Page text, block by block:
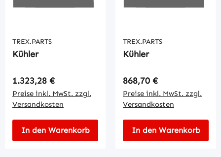
TREX.PARTS
Kühler
Regulärer Preis:
1.323,28 €
Preise inkl. MwSt. zzgl.
Versandkosten
In den Warenkorb
TREX.PARTS
Kühler
Regulärer Preis:
868,70 €
Preise inkl. MwSt. zzgl.
Versandkosten
In den Warenkorb